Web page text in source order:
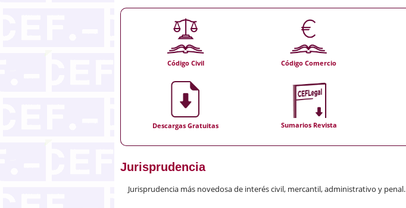
Código Civil Código Comercio
Descargas Gratuitas Sumarios Revista
Jurisprudencia
Jurisprudencia más novedosa de interés civil, mercantil, administrativo y penal.